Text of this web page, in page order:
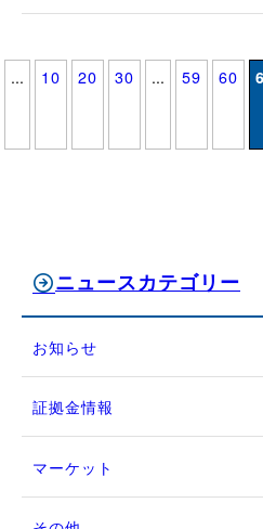
... 10 20 30 ... 59 60
ニュースカテゴリー
お知らせ
証拠金情報
マーケット